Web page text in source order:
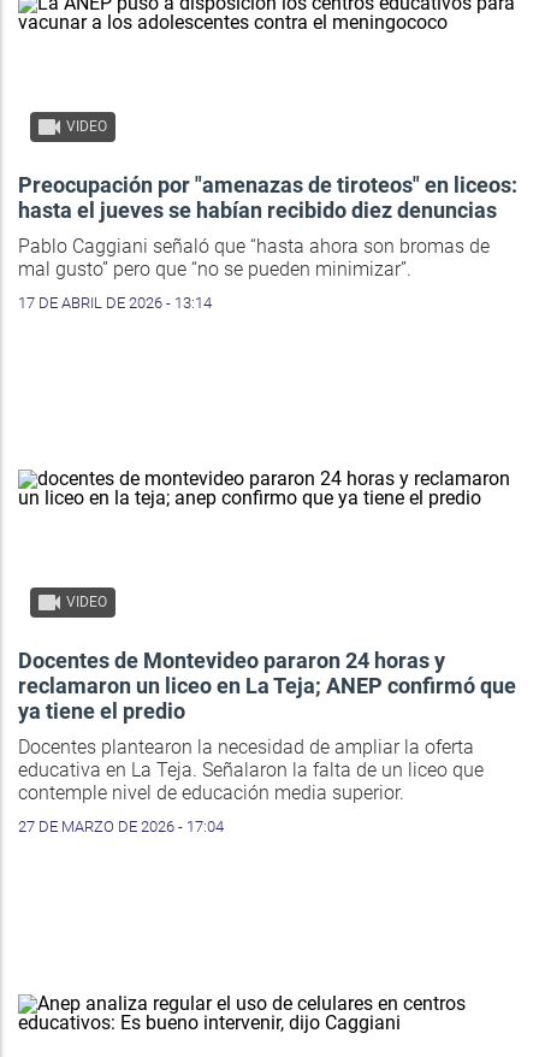
VIDEO
Preocupación por "amenazas de tiroteos" en liceos:
hasta el jueves se habían recibido diez denuncias
Pablo Caggiani señaló que “hasta ahora son bromas de
mal gusto” pero que “no se pueden minimizar”.
17 DE ABRIL DE 2026 - 13:14
VIDEO
Docentes de Montevideo pararon 24 horas y
reclamaron un liceo en La Teja; ANEP confirmó que
ya tiene el predio
Docentes plantearon la necesidad de ampliar la oferta
educativa en La Teja. Señalaron la falta de un liceo que
contemple nivel de educación media superior.
27 DE MARZO DE 2026 - 17:04